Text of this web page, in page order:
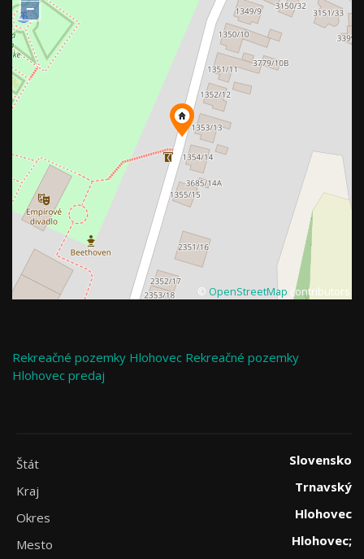
−
© OpenStreetMap contributors
Rekreačné pozemky Hlohovec Rekreačné pozemky
Hlohovec predaj
Štát
Slovensko
Kraj
Trnavský
Okres
Hlohovec
Mesto
Hlohovec;